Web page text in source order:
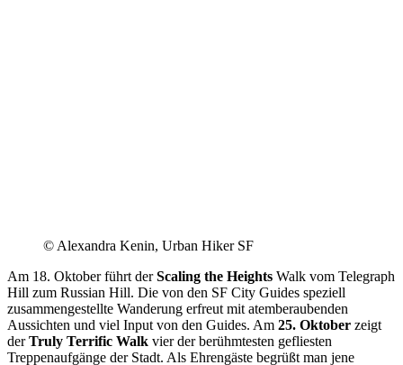
© Alexandra Kenin, Urban Hiker SF
Am 18. Oktober führt derScaling the Heights Walk vom Telegraph
Hill zum Russian Hill. Die von den SF City Guides speziell
zusammengestellte Wanderung erfreut mit atemberaubenden
Aussichten und viel Input von den Guides. Am 25. Oktober zeigt
derTruly Terrific Walk vier der berühmtesten gefliesten
Treppenaufgänge der Stadt. Als Ehrengäste begrüßt man jene